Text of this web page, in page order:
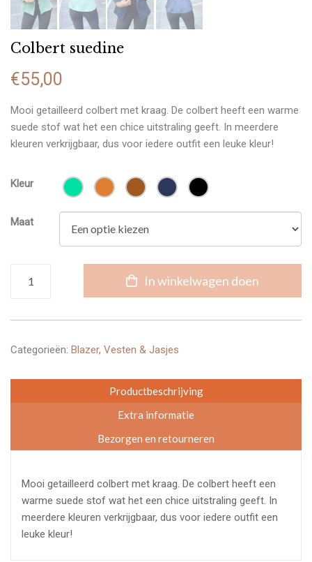
Colbert suedine
€55,00
Mooi getailleerd colbert met kraag. De colbert heeft een warme
suede stof wat het een chice uitstraling geeft. In meerdere
kleuren verkrijgbaar, dus voor iedere outfit een leuke kleur!
Kleur
Maat
suedine
In winkelwagen doen
Categorieën: Blazer, Vesten & Jasjes
Productbeschrijving
Extra informatie
Bezorgen en retourneren
Mooi getailleerd colbert met kraag. De colbert heeft een
warme suede stof wat het een chice uitstraling geeft. In
meerdere kleuren verkrijgbaar, dus voor iedere outfit een
leuke kleur!